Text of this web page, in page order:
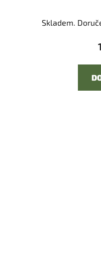
Skladem.